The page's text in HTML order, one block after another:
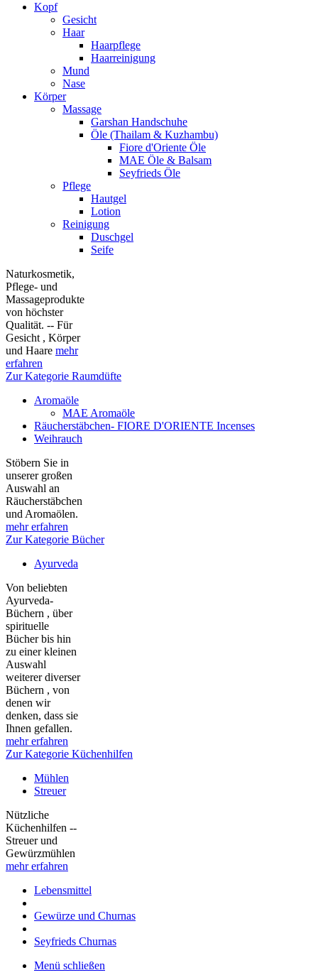
Kopf
Gesicht
Haar
Haarpflege
Haarreinigung
Mund
Nase
Körper
Massage
Garshan Handschuhe
Öle (Thailam & Kuzhambu)
Fiore d'Oriente Öle
MAE Öle & Balsam
Seyfrieds Öle
Pflege
Hautgel
Lotion
Reinigung
Duschgel
Seife
Naturkosmetik,
Pflege- und
Massageprodukte
von höchster
Qualität. -- Für
Gesicht , Körper
und Haare mehr
erfahren
Zur Kategorie Raumdüfte
Aromaöle
MAE Aromaöle
Räucherstäbchen- FIORE D'ORIENTE Incenses
Weihrauch
Stöbern Sie in
unserer großen
Auswahl an
Räucherstäbchen
und Aromaölen.
mehr erfahren
Zur Kategorie Bücher
Ayurveda
Von beliebten
Ayurveda-
Büchern , über
spirituelle
Bücher bis hin
zu einer kleinen
Auswahl
weiterer diverser
Büchern , von
denen wir
denken, dass sie
Ihnen gefallen.
mehr erfahren
Zur Kategorie Küchenhilfen
Mühlen
Streuer
Nützliche
Küchenhilfen --
Streuer und
Gewürzmühlen
mehr erfahren
Lebensmittel
Gewürze und Churnas
Seyfrieds Churnas
Menü schließen